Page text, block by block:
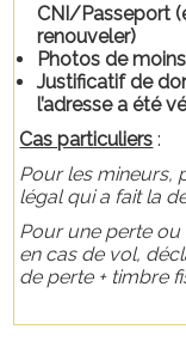
CNI/Passeport
renouveler)
Photos de
Justificatif de
l’adresse a été
Cas particuliers :
Pour les mineurs,
légal qui a fait la
Pour une perte
en cas de vol,
de perte + timbre